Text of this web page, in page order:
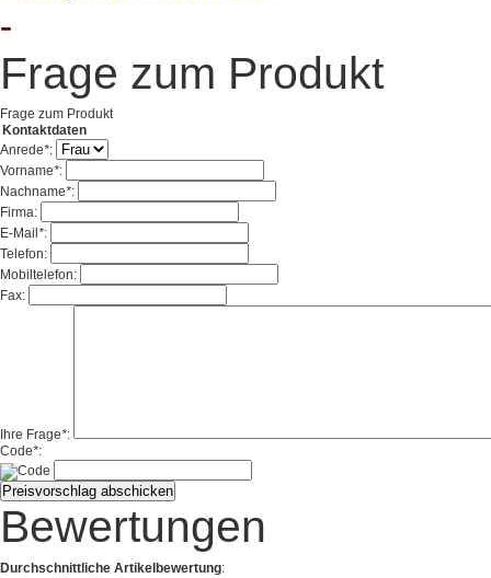
-
Frage zum Produkt
Frage zum Produkt
Kontaktdaten
Anrede*:
Vorname*:
Nachname*:
Firma:
E-Mail *:
Telefon:
Mobiltelefon:
Fax:
Ihre Frage*:
Code*:
Bewertungen
Durchschnittliche Artikelbewertung: